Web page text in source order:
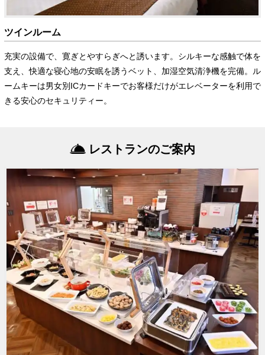
ツインルーム
充実の設備で、寛ぎとやすらぎへと誘います。シルキーな感触で体を
支え、快適な寝心地の安眠を誘うベット、加湿空気清浄機を完備。ル
ームキーは男女別ICカードキーでお客様だけがエレベーターを利用で
きる安心のセキュリティー。
レストランのご案内